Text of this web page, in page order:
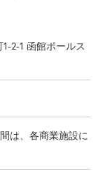
2-1 函館ポールス
は、各商業施設に